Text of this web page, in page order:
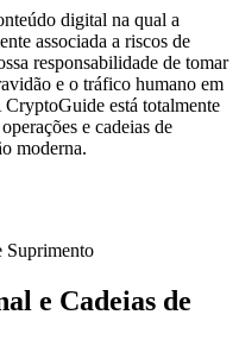
digital na qual a
associada a riscos de
responsabilidade de tomar
e o tráfico humano em
CryptoGuide está totalmente
e cadeias de
moderna.
Suprimento
e Cadeias de